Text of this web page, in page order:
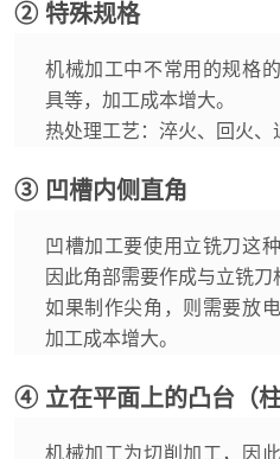
② 特殊规格
机械加工中不常用的规格
具等，加工成本增大。
热处理工艺：淬火、回火、
③ 凹槽内侧直角
凹槽加工要使用立铣刀这
因此角部需要作成与立铣刀
如果制作尖角，则需要放
加工成本增大。
④ 立在平面上的凸台（柱
机械加工为切削加工，因